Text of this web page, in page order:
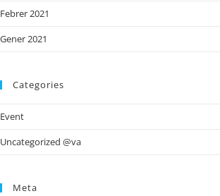
Febrer 2021
Gener 2021
Categories
Event
Uncategorized @va
Meta